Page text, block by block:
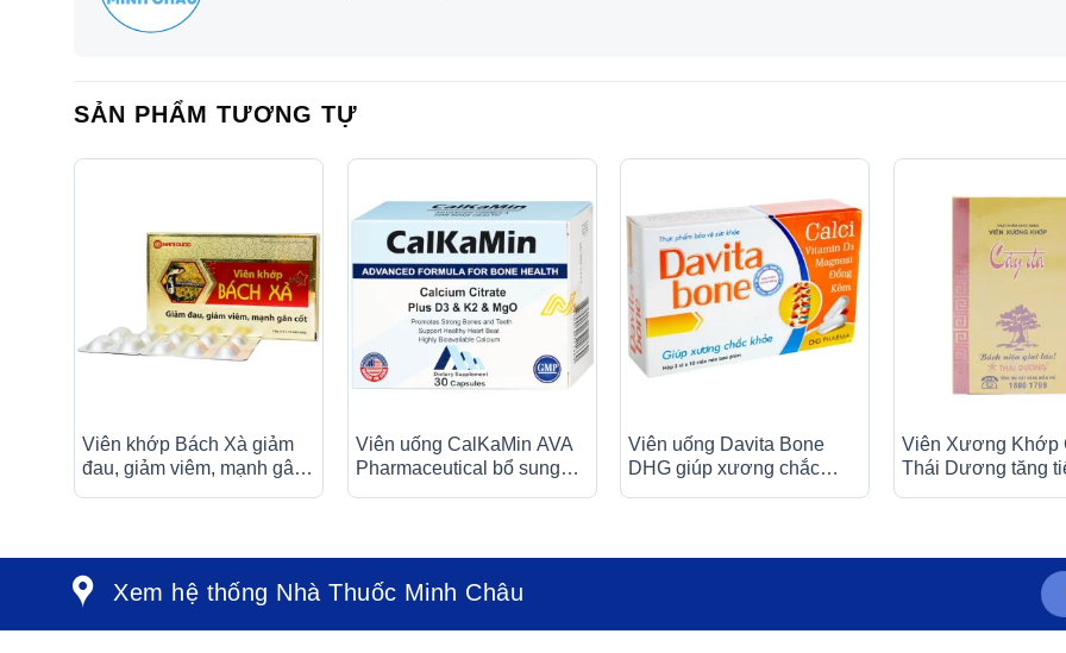
SẢN PHẨM TƯƠNG TỰ
Viên khớp Bách Xà giảm
đau, giảm viêm, mạnh gân
Viên uống CalKaMin AVA
Pharmaceutical bổ sung
Viên uống Davita Bone
DHG giúp xương chắc
Viên Xương Khớp
Thái Dương tăng
Xem hệ thống Nhà Thuốc Minh Châu